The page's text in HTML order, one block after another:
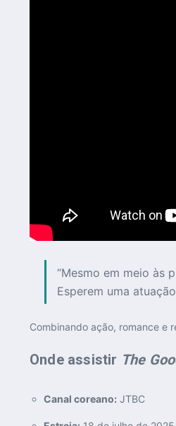
“Mesmo em meio às
Esperem uma
Combinando ação, romance e
Onde assistir The
Canal coreano: JTBC